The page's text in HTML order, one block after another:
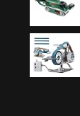
533 mm)